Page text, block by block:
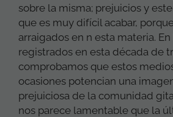
sobre la misma; prejuicios y
que es muy difícil acabar,
arraigados en n esta materia. En
registrados en esta década de
comprobamos que estos
ocasiones potencian una
prejuiciosa de la comunidad
nos parece lamentable que la